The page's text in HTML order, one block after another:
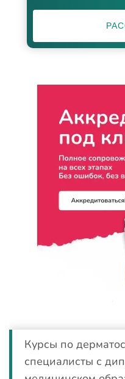
Курсы по
специалисты с